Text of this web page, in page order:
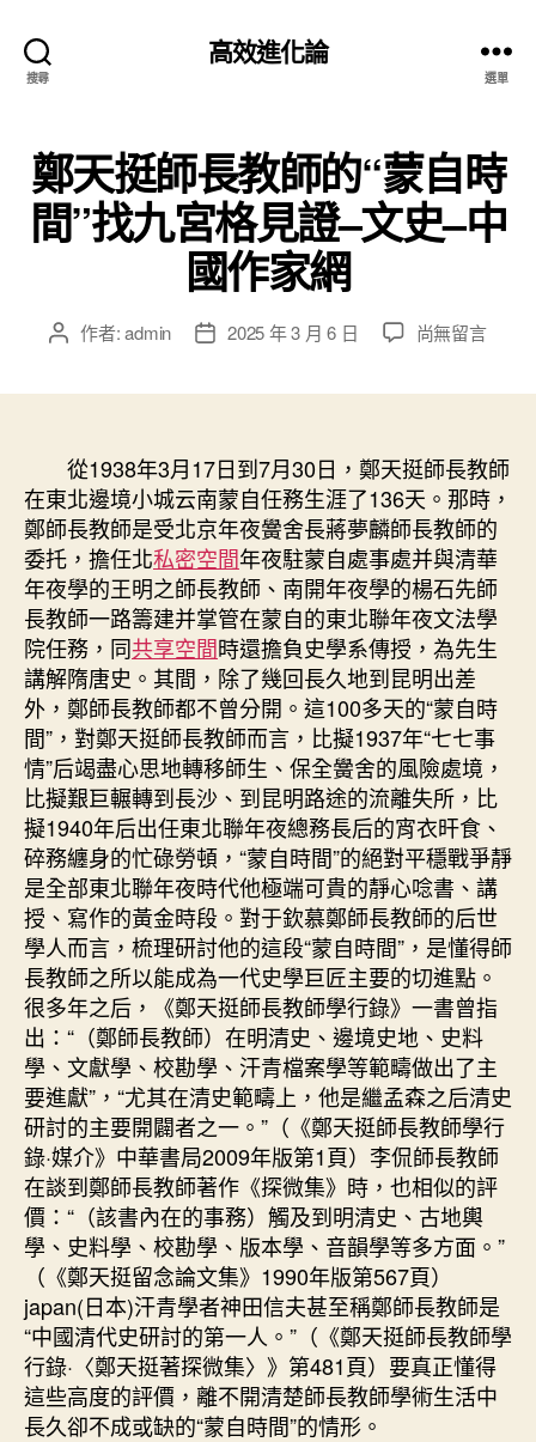
搜尋
高效進化論
選單
鄭天挺師長教師的“蒙自時
間”找九宮格見證–文史–中
國作家網
文 作者:admin
文
期
2025 年 3 月 6 日
在
長
教
師
的
“蒙
自
時
間”
找
九
宮
格
見
證
–
文
史
–
中
國
作
家
網〉
中
尚無留言
從1938年3月17日到7月30日，鄭天挺師長教師
在東北邊境小城云南蒙自任務生涯了136天。那時，
鄭師長教師是受北京年夜黌舍長蔣夢麟師長教師的
委托，擔任北私密空間年夜駐蒙自處事處并與清華
年夜學的王明之師長教師、南開年夜學的楊石先師
長教師一路籌建并掌管在蒙自的東北聯年夜文法學
院任務，同共享空間時還擔負史學系傳授，為先生
講解隋唐史。其間，除了幾回長久地到昆明出差
外，鄭師長教師都不曾分開。這100多天的“蒙自時
間”，對鄭天挺師長教師而言，比擬1937年“七七事
情”后竭盡心思地轉移師生、保全黌舍的風險處境，
比擬艱巨輾轉到長沙、到昆明路途的流離失所，比
擬1940年后出任東北聯年夜總務長后的宵衣旰食、
碎務纏身的忙碌勞頓，“蒙自時間”的絕對平穩戰爭靜
是全部東北聯年夜時代他極端可貴的靜心唸書、講
授、寫作的黃金時段。對于欽慕鄭師長教師的后世
學人而言，梳理研討他的這段“蒙自時間”，是懂得師
長教師之所以能成為一代史學巨匠主要的切進點。
很多年之后，《鄭天挺師長教師學行錄》一書曾指
出：“（鄭師長教師）在明清史、邊境史地、史料
學、文獻學、校勘學、汗青檔案學等範疇做出了主
要進獻”，“尤其在清史範疇上，他是繼孟森之后清史
研討的主要開闢者之一。”（《鄭天挺師長教師學行
錄·媒介》中華書局2009年版第1頁）李侃師長教師
在談到鄭師長教師著作《探微集》時，也相似的評
價：“（該書內在的事務）觸及到明清史、古地輿
學、史料學、校勘學、版本學、音韻學等多方面。”
（《鄭天挺留念論文集》1990年版第567頁）
japan(日本)汗青學者神田信夫甚至稱鄭師長教師是
“中國清代史研討的第一人。”（《鄭天挺師長教師學
行錄·〈鄭天挺著探微集〉》第481頁）要真正懂得
這些高度的評價，離不開清楚師長教師學術生活中
長久卻不成或缺的“蒙自時間”的情形。